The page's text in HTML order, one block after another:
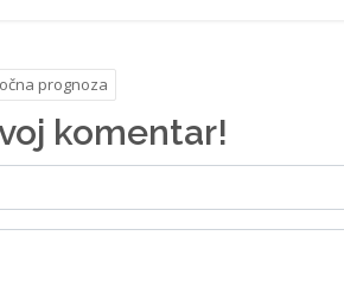
prognoza
komentar!